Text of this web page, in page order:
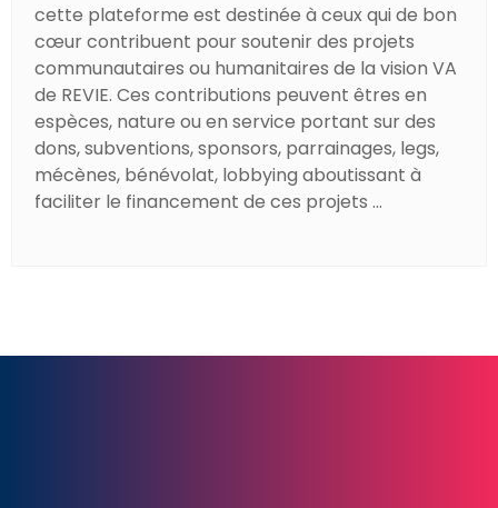
cette plateforme est destinée à ceux qui de bon
cœur contribuent pour soutenir des projets
communautaires ou humanitaires de la vision VA
de REVIE. Ces contributions peuvent êtres en
espèces, nature ou en service portant sur des
dons, subventions, sponsors, parrainages, legs,
mécènes, bénévolat, lobbying aboutissant à
faciliter le financement de ces projets ...